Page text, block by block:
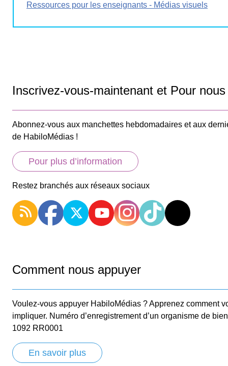
Ressources pour les enseignants - Médias visuels
Inscrivez-vous-maintenant et Pour
Abonnez-vous aux manchettes hebdomadaires et aux
de HabiloMédias !
Pour plus d’information
Restez branchés aux réseaux sociaux
Comment nous appuyer
Voulez-vous appuyer HabiloMédias ? Apprenez comment
impliquer. Numéro d’enregistrement d’un organisme de
1092 RR0001
En savoir plus